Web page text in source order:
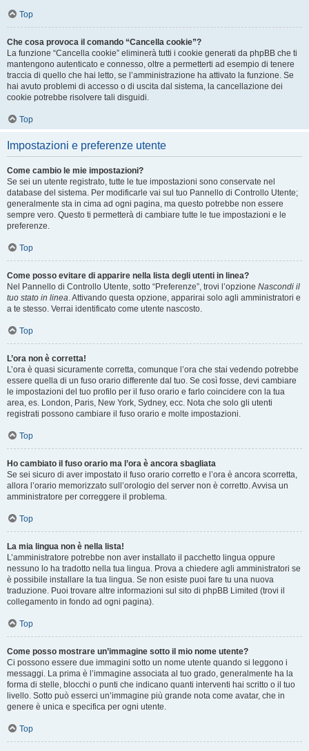
Top
Che cosa provoca il comando “Cancella cookie”?
La funzione “Cancella cookie” eliminerà tutti i cookie generati da phpBB che ti
mantengono autenticato e connesso, oltre a permetterti ad esempio di tenere
traccia di quello che hai letto, se l’amministrazione ha attivato la funzione. Se
hai avuto problemi di accesso o di uscita dal sistema, la cancellazione dei
cookie potrebbe risolvere tali disguidi.
Top
Impostazioni e preferenze utente
Come cambio le mie impostazioni?
Se sei un utente registrato, tutte le tue impostazioni sono conservate nel
database del sistema. Per modificarle vai sul tuo Pannello di Controllo Utente;
generalmente sta in cima ad ogni pagina, ma questo potrebbe non essere
sempre vero. Questo ti permetterà di cambiare tutte le tue impostazioni e le
preferenze.
Top
Come posso evitare di apparire nella lista degli utenti in linea?
Nel Pannello di Controllo Utente, sotto “Preferenze”, trovi l’opzione Nascondi il
tuo stato in linea. Attivando questa opzione, apparirai solo agli amministratori e
a te stesso. Verrai identificato come utente nascosto.
Top
L’ora non è corretta!
L’ora è quasi sicuramente corretta, comunque l’ora che stai vedendo potrebbe
essere quella di un fuso orario differente dal tuo. Se così fosse, devi cambiare
le impostazioni del tuo profilo per il fuso orario e farlo coincidere con la tua
area, es. London, Paris, New York, Sydney, ecc. Nota che solo gli utenti
registrati possono cambiare il fuso orario e molte impostazioni.
Top
Ho cambiato il fuso orario ma l’ora è ancora sbagliata
Se sei sicuro di aver impostato il fuso orario corretto e l’ora è ancora scorretta,
allora l’orario memorizzato sull’orologio del server non è corretto. Avvisa un
amministratore per correggere il problema.
Top
La mia lingua non è nella lista!
L’amministratore potrebbe non aver installato il pacchetto lingua oppure
nessuno lo ha tradotto nella tua lingua. Prova a chiedere agli amministratori se
è possibile installare la tua lingua. Se non esiste puoi fare tu una nuova
traduzione. Puoi trovare altre informazioni sul sito di phpBB Limited (trovi il
collegamento in fondo ad ogni pagina).
Top
Come posso mostrare un’immagine sotto il mio nome utente?
Ci possono essere due immagini sotto un nome utente quando si leggono i
messaggi. La prima è l’immagine associata al tuo grado, generalmente ha la
forma di stelle, blocchi o punti che indicano quanti interventi hai scritto o il tuo
livello. Sotto può esserci un’immagine più grande nota come avatar, che in
genere è unica e specifica per ogni utente.
Top